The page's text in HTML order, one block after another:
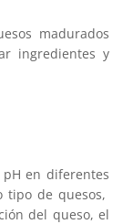
madurados
ingredientes y
en diferentes
tipo de quesos,
del queso, el